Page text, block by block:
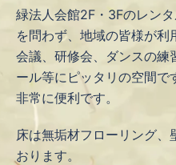
緑法人会館2F・3Fのレン
を問わず、地域の皆様が利
会議、研修会、ダンスの練
ール等にピッタリの空間で
非常に便利です。
床は無垢材フローリング、
おります。